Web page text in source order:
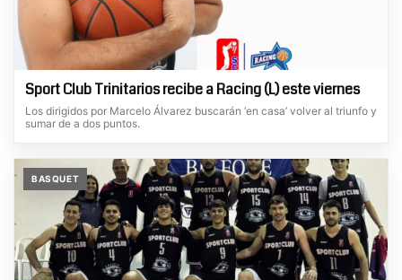
Sport Club Trinitarios recibe a Racing (L) este viernes
Los dirigidos por Marcelo Álvarez buscarán ‘en casa’ volver al triunfo y
sumar de a dos puntos.
BASQUET